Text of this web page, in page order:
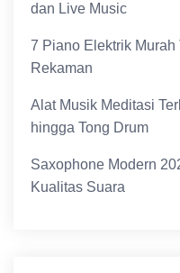
dan Live Music
7 Piano Elektrik
Rekaman
Alat Musik Meditasi
hingga Tong Drum
Saxophone Modern
Kualitas Suara